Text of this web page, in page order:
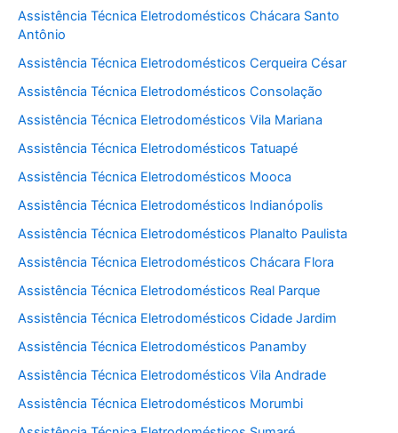
Assistência Técnica Eletrodomésticos Chácara Santo
Antônio
Assistência Técnica Eletrodomésticos Cerqueira César
Assistência Técnica Eletrodomésticos Consolação
Assistência Técnica Eletrodomésticos Vila Mariana
Assistência Técnica Eletrodomésticos Tatuapé
Assistência Técnica Eletrodomésticos Mooca
Assistência Técnica Eletrodomésticos Indianópolis
Assistência Técnica Eletrodomésticos Planalto Paulista
Assistência Técnica Eletrodomésticos Chácara Flora
Assistência Técnica Eletrodomésticos Real Parque
Assistência Técnica Eletrodomésticos Cidade Jardim
Assistência Técnica Eletrodomésticos Panamby
Assistência Técnica Eletrodomésticos Vila Andrade
Assistência Técnica Eletrodomésticos Morumbi